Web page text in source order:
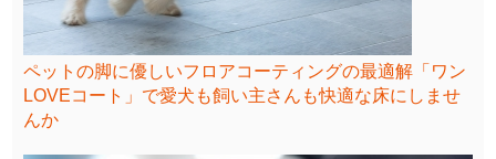
ペットの脚に優しいフロアコーティングの最適解「ワン
LOVEコート」で愛犬も飼い主さんも快適な床にしませ
んか